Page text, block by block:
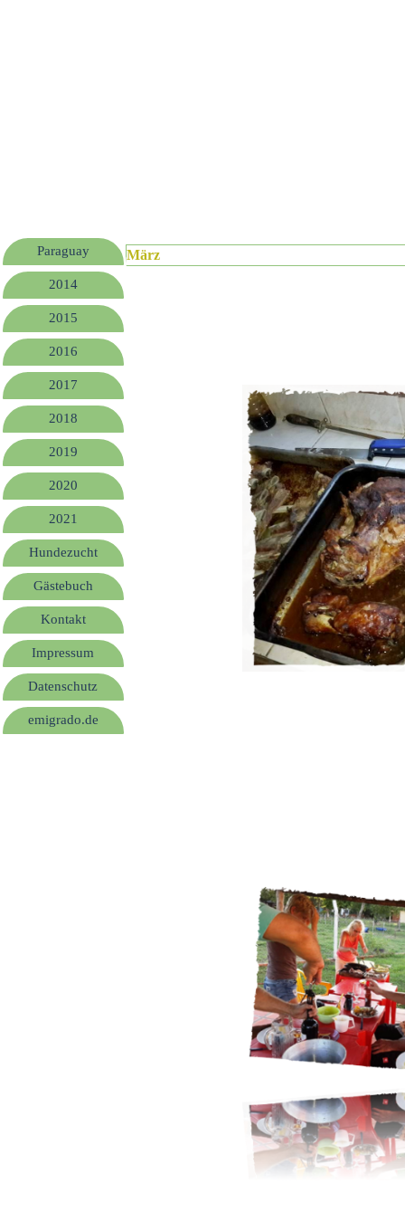
Paraguay
2014
2015
2016
2017
2018
2019
2020
2021
Hundezucht
Gästebuch
Kontakt
Impressum
Datenschutz
emigrado.de
März